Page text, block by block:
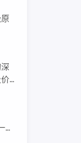
周